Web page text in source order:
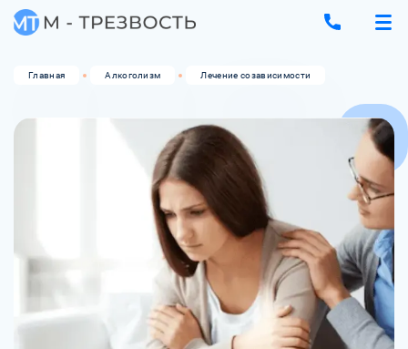
Главная Алкоголизм Лечение созависимости